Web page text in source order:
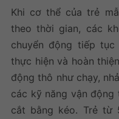
Khi cơ thể của trẻ
theo thời gian, các
chuyển động tiếp
thực hiện và hoàn
động thô như chạy,
các kỹ năng vận động
cắt bằng kéo. Trẻ